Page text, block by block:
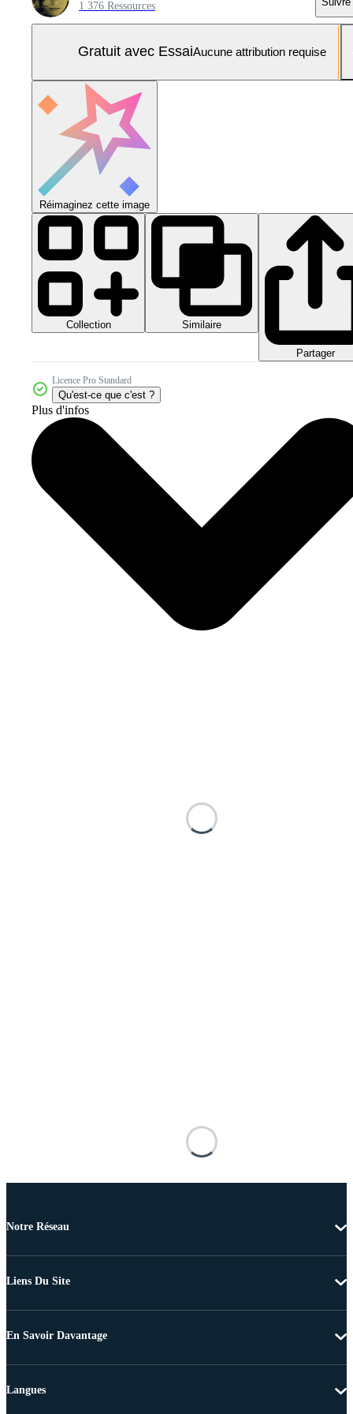
1 376 Ressources
Gratuit avec EssaiAucune attribution requise
Réimaginez cette image
Collection Similaire
Partager
Licence Pro Standard
Qu'est-ce que c'est ?
Plus d'infos
Notre Réseau
Liens Du Site
En Savoir Davantage
Langues